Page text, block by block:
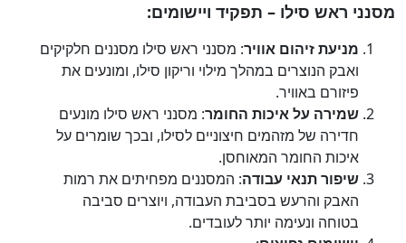
מסנני ראש סילו – תפקיד ויישומים:
מניעת זיהום אוויר: מסנני ראש סילו מסננים חלקיקים
ואבק הנוצרים במהלך מילוי וריקון סילו, ומונעים את
פיזורם באוויר.
שמירה על איכות החומר: מסנני ראש סילו מונעים
חדירה של מזהמים חיצוניים לסילו, ובכך שומרים על
איכות החומר המאוחסן.
שיפור תנאי עבודה: המסננים מפחיתים את רמות
האבק והרעש בסביבת העבודה, ויוצרים סביבה
בטוחה ונעימה יותר לעובדים.